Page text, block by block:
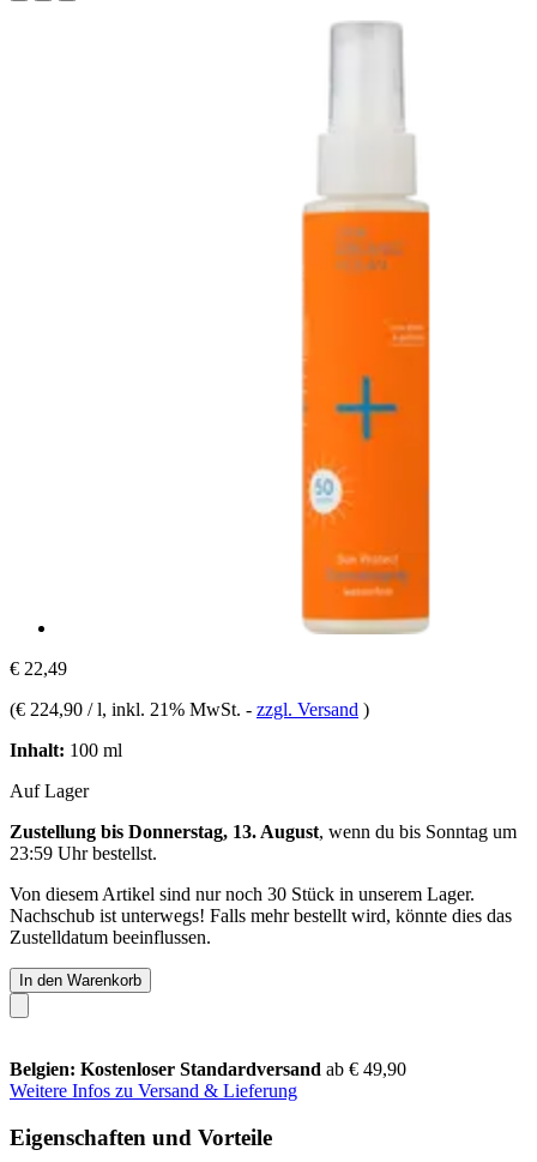
€ 22,49
(€ 224,90 / l, inkl. 21% MwSt. - zzgl. Versand )
Inhalt: 100 ml
Auf Lager
Zustellung bis Donnerstag, 13. August, wenn du bis Sonntag um
23:59 Uhrbestellst.
Von diesem Artikel sind nur noch 30 Stück in unserem Lager.
Nachschub ist unterwegs! Falls mehr bestellt wird, könnte dies das
Zustelldatum beeinflussen.
In den Warenkorb
Belgien: Kostenloser Standardversand ab € 49,90
Weitere Infos zu Versand & Lieferung
Eigenschaften und Vorteile